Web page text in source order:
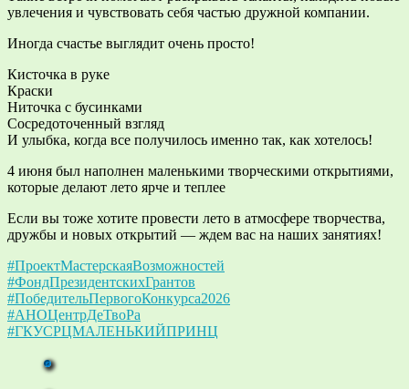
увлечения и чувствовать себя частью дружной компании.
Иногда счастье выглядит очень просто!
Кисточка в руке
Краски
Ниточка с бусинками
Сосредоточенный взгляд
И улыбка, когда все получилось именно так, как хотелось!
4 июня был наполнен маленькими творческими открытиями,
которые делают лето ярче и теплее
Если вы тоже хотите провести лето в атмосфере творчества,
дружбы и новых открытий — ждем вас на наших занятиях!
#ПроектМастерскаяВозможностей
#ФондПрезидентскихГрантов
#ПобедительПервогоКонкурса2026
#АНОЦентрДеТвоРа
#ГКУСРЦМАЛЕНЬКИЙПРИНЦ